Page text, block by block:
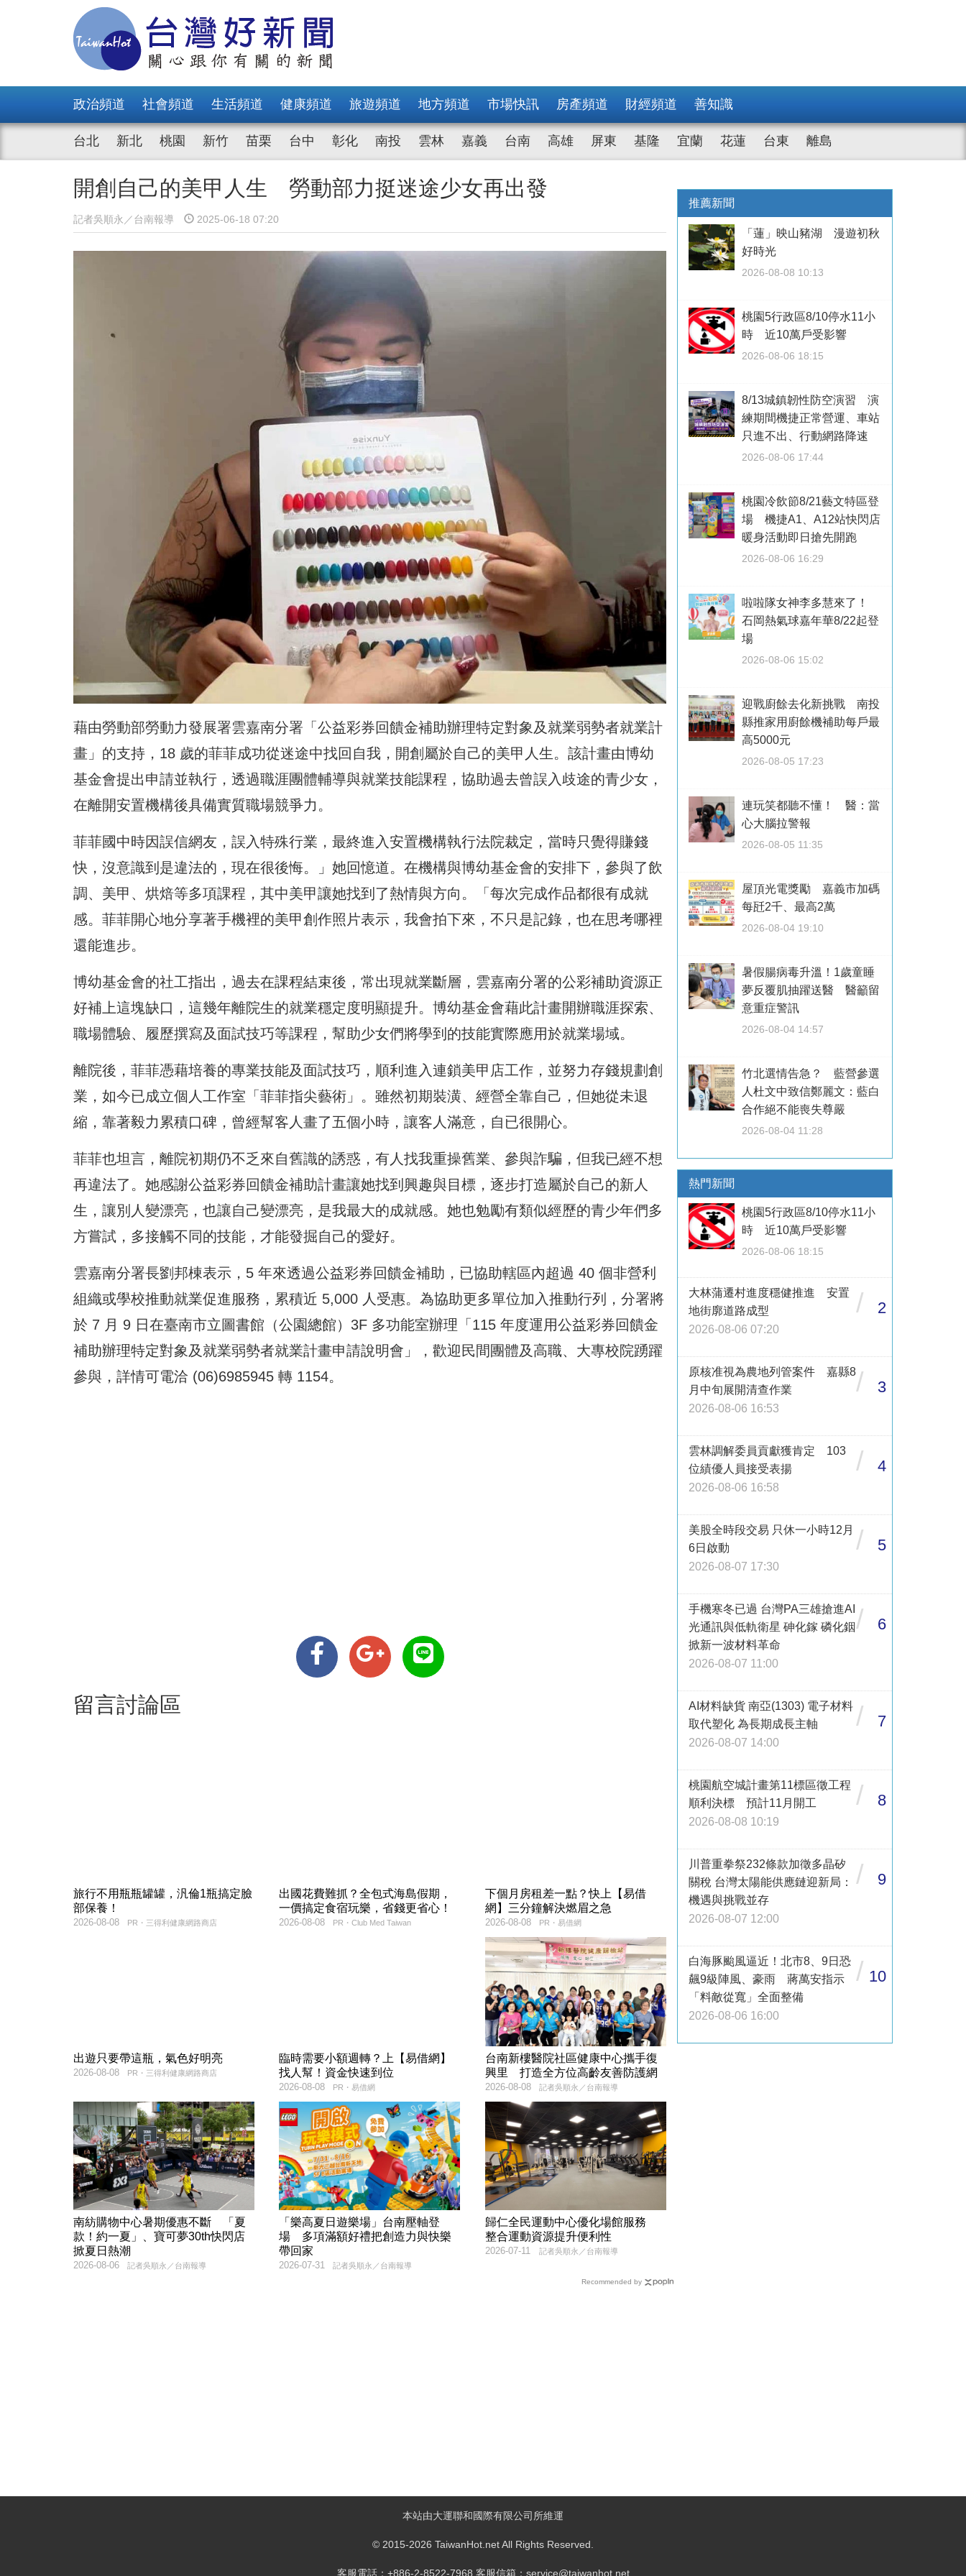
政治頻道 社會頻道 生活頻道 健康頻道 旅遊頻道 地方頻道 市場快訊 房產頻道 財經頻道 善知識
台北 新北 桃園 新竹 苗栗 台中 彰化 南投 雲林 嘉義 台南 高雄 屏東 基隆 宜蘭 花蓮 台東 離島
開創自己的美甲人生 勞動部力挺迷途少女再出發
記者吳順永／台南報導 2025-06-18 07:20
藉由勞動部勞動力發展署雲嘉南分署「公益彩券回饋金補助辦理特定對象及就業弱勢者就業計
畫」的支持，18 歲的菲菲成功從迷途中找回自我，開創屬於自己的美甲人生。該計畫由博幼
基金會提出申請並執行，透過職涯團體輔導與就業技能課程，協助過去曾誤入歧途的青少女，
在離開安置機構後具備實質職場競爭力。
菲菲國中時因誤信網友，誤入特殊行業，最終進入安置機構執行法院裁定，當時只覺得賺錢
快，沒意識到是違法的，現在很後悔。」她回憶道。在機構與博幼基金會的安排下，參與了飲
調、美甲、烘焙等多項課程，其中美甲讓她找到了熱情與方向。「每次完成作品都很有成就
感。菲菲開心地分享著手機裡的美甲創作照片表示，我會拍下來，不只是記錄，也在思考哪裡
還能進步。
博幼基金會的社工指出，過去在課程結束後，常出現就業斷層，雲嘉南分署的公彩補助資源正
好補上這塊缺口，這幾年離院生的就業穩定度明顯提升。博幼基金會藉此計畫開辦職涯探索、
職場體驗、履歷撰寫及面試技巧等課程，幫助少女們將學到的技能實際應用於就業場域。
離院後，菲菲憑藉培養的專業技能及面試技巧，順利進入連鎖美甲店工作，並努力存錢規劃創
業，如今已成立個人工作室「菲菲指尖藝術」。雖然初期裝潢、經營全靠自己，但她從未退
縮，靠著毅力累積口碑，曾經幫客人畫了五個小時，讓客人滿意，自已很開心。
菲菲也坦言，離院初期仍不乏來自舊識的誘惑，有人找我重操舊業、參與詐騙，但我已經不想
再違法了。她感謝公益彩券回饋金補助計畫讓她找到興趣與目標，逐步打造屬於自己的新人
生，讓別人變漂亮，也讓自己變漂亮，是我最大的成就感。她也勉勵有類似經歷的青少年們多
方嘗試，多接觸不同的技能，才能發掘自己的愛好。
雲嘉南分署長劉邦棟表示，5 年來透過公益彩券回饋金補助，已協助轄區內超過 40 個非營利
組織或學校推動就業促進服務，累積近 5,000 人受惠。為協助更多單位加入推動行列，分署將
於 7 月 9 日在臺南市立圖書館（公園總館）3F 多功能室辦理「115 年度運用公益彩券回饋金
補助辦理特定對象及就業弱勢者就業計畫申請說明會」，歡迎民間團體及高職、大專校院踴躍
參與，詳情可電洽 (06)6985945 轉 1154。
留言討論區
旅行不用瓶瓶罐罐，汎倫1瓶搞定臉
部保養！
PR・三得利健康網路商店
2026-08-08
出國花費難抓？全包式海島假期，
一價搞定食宿玩樂，省錢更省心！
PR・Club Med Taiwan
2026-08-08
下個月房租差一點？快上【易借
網】三分鐘解決燃眉之急
PR・易借網
2026-08-08
出遊只要帶這瓶，氣色好明亮
PR・三得利健康網路商店
2026-08-08
臨時需要小額週轉？上【易借網】
找人幫！資金快速到位
PR・易借網
2026-08-08
台南新樓醫院社區健康中心攜手復
興里 打造全方位高齡友善防護網
記者吳順永／台南報導
2026-08-08
南紡購物中心暑期優惠不斷 「夏
款！約一夏」、寶可夢30th快閃店
掀夏日熱潮
記者吳順永／台南報導
2026-08-06
「樂高夏日遊樂場」台南壓軸登
場 多項滿額好禮把創造力與快樂
帶回家
記者吳順永／台南報導
2026-07-31
歸仁全民運動中心優化場館服務
整合運動資源提升便利性
記者吳順永／台南報導
2026-07-11
Recommended by
推薦新聞
「蓮」映山豬湖 漫遊初秋
好時光
2026-08-08 10:13
桃園5行政區8/10停水11小
時 近10萬戶受影響
2026-08-06 18:15
8/13城鎮韌性防空演習 演
練期間機捷正常營運、車站
只進不出、行動網路降速
2026-08-06 17:44
桃園冷飲節8/21藝文特區登
場 機捷A1、A12站快閃店
暖身活動即日搶先開跑
2026-08-06 16:29
啦啦隊女神李多慧來了！
石岡熱氣球嘉年華8/22起登
場
2026-08-06 15:02
迎戰廚餘去化新挑戰 南投
縣推家用廚餘機補助每戶最
高5000元
2026-08-05 17:23
連玩笑都聽不懂！ 醫：當
心大腦拉警報
2026-08-05 11:35
屋頂光電獎勵 嘉義市加碼
每瓩2千、最高2萬
2026-08-04 19:10
暑假腸病毒升溫！1歲童睡
夢反覆肌抽躍送醫 醫籲留
意重症警訊
2026-08-04 14:57
竹北選情告急？ 藍營參選
人杜文中致信鄭麗文：藍白
合作絕不能喪失尊嚴
2026-08-04 11:28
熱門新聞
桃園5行政區8/10停水11小
時 近10萬戶受影響
2026-08-06 18:15
大林蒲遷村進度穩健推進 安置
地街廓道路成型
2026-08-06 07:20
/ 2
原核准視為農地列管案件 嘉縣8
月中旬展開清查作業
2026-08-06 16:53
/ 3
雲林調解委員貢獻獲肯定 103
位績優人員接受表揚
2026-08-06 16:58
/ 4
美股全時段交易 只休一小時12月
6日啟動
2026-08-07 17:30
/ 5
手機寒冬已過 台灣PA三雄搶進AI
光通訊與低軌衛星 砷化鎵 磷化銦
掀新一波材料革命
2026-08-07 11:00
/ 6
AI材料缺貨 南亞(1303) 電子材料
取代塑化 為長期成長主軸
2026-08-07 14:00
/ 7
桃園航空城計畫第11標區徵工程
順利決標 預計11月開工
2026-08-08 10:19
/ 8
川普重拳祭232條款加徵多晶矽
關稅 台灣太陽能供應鏈迎新局：
機遇與挑戰並存
2026-08-07 12:00
/ 9
白海豚颱風逼近！北市8、9日恐
飆9級陣風、豪雨 蔣萬安指示
「料敵從寬」全面整備
2026-08-06 16:00
/ 10
本站由大運聯和國際有限公司所維運
© 2015-2026 TaiwanHot.net All Rights Reserved.
客服電話：+886-2-8522-7968 客服信箱：service@taiwanhot.net